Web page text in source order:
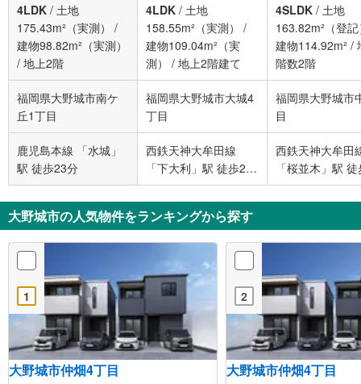
4LDK / 土地
175.43m²（実測）
/
建物98.82m²（実測）
/ 地上2階
4LDK / 土地
158.55m²（実測）
/
建物109.04m²（実
測）
/ 地上2階建て
4SLDK / 土地
163.82m²（登
建物114.92m² /
階数2階
福岡県大野城市南ケ
丘1丁目
福岡県大野城市大城4
丁目
福岡県大野城市
目
鹿児島本線 「水城」
駅 徒歩23分
西鉄天神大牟田線
「下大利」駅 徒歩28
分
西鉄天神大牟田
「桜並木」駅
分
大野城市の人気物件をランキングから探す
1
大野城市仲畑4丁目
2
大野城市仲畑4丁目